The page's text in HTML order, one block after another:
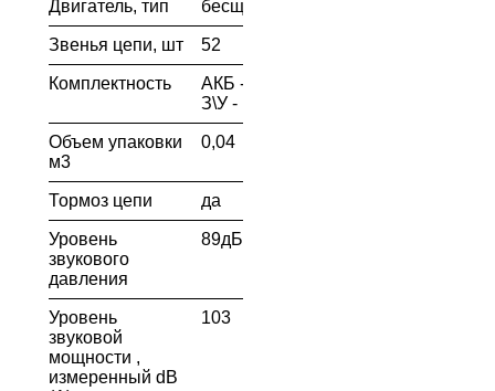
Двигатель, тип бесщеточный
Звенья цепи, шт 52
Комплектность
АКБ - 2шт;
З\У - 1шт
Объем упаковки
м3
0,04
Тормоз цепи да
Уровень
звукового
давления
89дБ(А)
Уровень
звуковой
мощности ,
измеренный dB
103